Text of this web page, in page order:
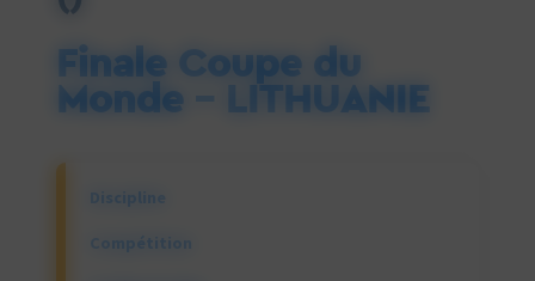
Finale Coupe du
Monde – LITHUANIE